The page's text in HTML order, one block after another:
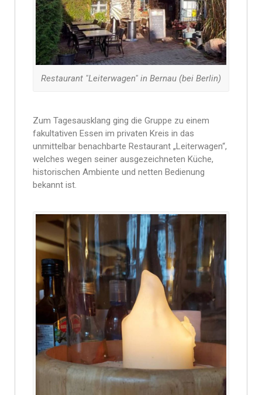
Restaurant "Leiterwagen" in Bernau (bei Berlin)
Zum Tagesausklang ging die Gruppe zu einem
fakultativen Essen im privaten Kreis in das
unmittelbar benachbarte Restaurant „Leiterwagen“,
welches wegen seiner ausgezeichneten Küche,
historischen Ambiente und netten Bedienung
bekannt ist.